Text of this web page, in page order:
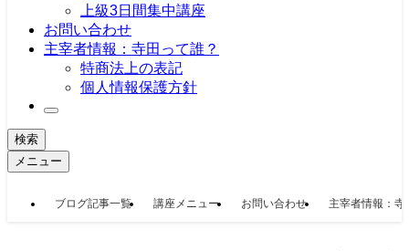
上級3日間集中講座
お問い合わせ
主宰者情報：寺田って誰？
特商法上の表記
個人情報保護方針
検索
メニュー
ブログ記事一覧 講座メニュー お問い合わせ 主宰者情報：寺